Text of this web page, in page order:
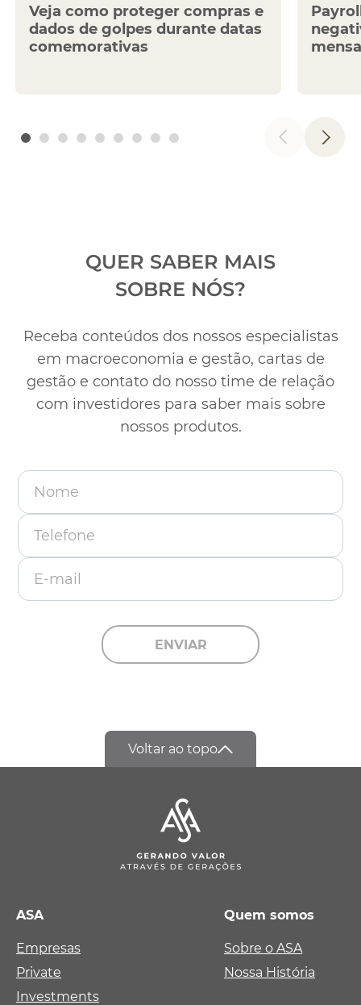
Veja como proteger compras e
dados de golpes durante datas
comemorativas
QUER SABER MAIS
SOBRE NÓS?
Receba conteúdos dos nossos especialistas
em macroeconomia e gestão, cartas de
gestão e contato do nosso time de relação
com investidores para saber mais sobre
nossos produtos.
Nome
Telefone
E-mail
ENVIAR
Voltar ao topo
ASA
Empresas
Private
Investments
Quem somos
Sobre o ASA
Nossa História